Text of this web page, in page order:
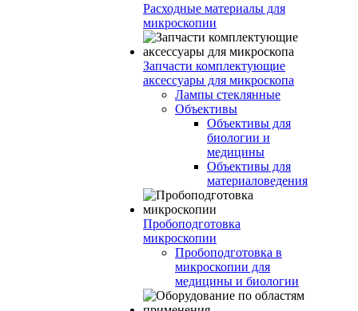
Расходные материалы для
микроскопии
Запчасти комплектующие
аксессуары для микроскопа
Лампы стеклянные
Объективы
Объективы для
биологии и
медицины
Объективы для
материаловедения
Пробоподготовка
микроскопии
Пробоподготовка в
микроскопии для
медицины и биологии